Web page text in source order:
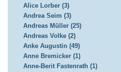
Alice Lorber (3)
Andrea Seim (3)
Andreas Müller (25)
Andreas Volke (2)
Anke Augustin (49)
Anne Bremicker (1)
Anne-Berit Fastenrath (1)